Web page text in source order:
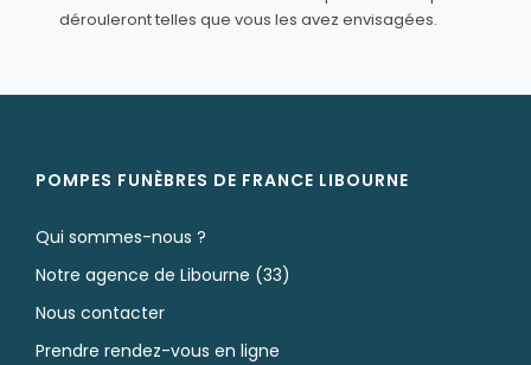
dérouleront telles que vous les avez envisagées.
POMPES FUNÈBRES DE FRANCE LIBOURNE
Qui sommes-nous ?
Notre agence de Libourne (33)
Nous contacter
Prendre rendez-vous en ligne